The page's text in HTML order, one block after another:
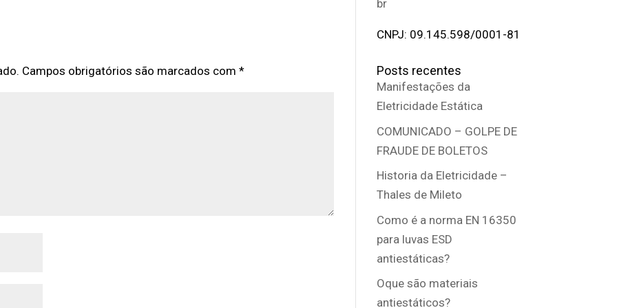
Campos obrigatórios são marcados com*
br
CNPJ: 09.145.598/0001-81
Posts recentes
Manifestações da
Eletricidade Estática
COMUNICADO – GOLPE DE
FRAUDE DE BOLETOS
Historia da Eletricidade –
Thales de Mileto
Como é a norma EN 16350
para luvas ESD
antiestáticas?
Oque são materiais
antiestáticos?